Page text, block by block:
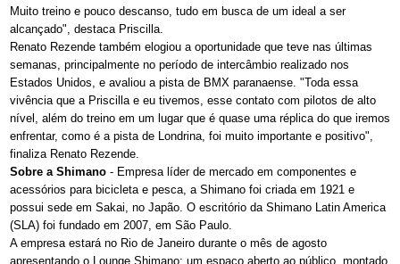
Muito treino e pouco descanso, tudo em busca de um ideal a ser
alcançado", destaca Priscilla.
Renato Rezende também elogiou a oportunidade que teve nas últimas
semanas, principalmente no período de intercâmbio realizado nos
Estados Unidos, e avaliou a pista de BMX paranaense. "Toda essa
vivência que a Priscilla e eu tivemos, esse contato com pilotos de alto
nível, além do treino em um lugar que é quase uma réplica do que iremos
enfrentar, como é a pista de Londrina, foi muito importante e positivo",
finaliza Renato Rezende.
Sobre a Shimano - Empresa líder de mercado em componentes e
acessórios para bicicleta e pesca, a Shimano foi criada em 1921 e
possui sede em Sakai, no Japão. O escritório da Shimano Latin America
(SLA) foi fundado em 2007, em São Paulo.
A empresa estará no Rio de Janeiro durante o mês de agosto
apresentando o Lounge Shimano: um espaço aberto ao público, montado